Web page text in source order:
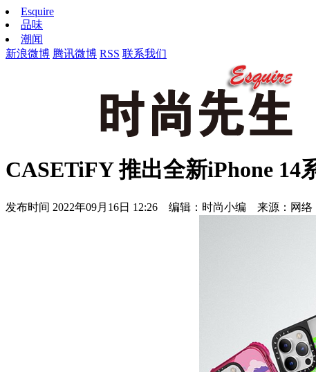
Esquire
品味
潮闻
新浪微博 腾讯微博 RSS 联系我们
CASETiFY 推出全新iPhone 14
发布时间 2022年09月16日 12:26 编辑：时尚小编 来源：网络